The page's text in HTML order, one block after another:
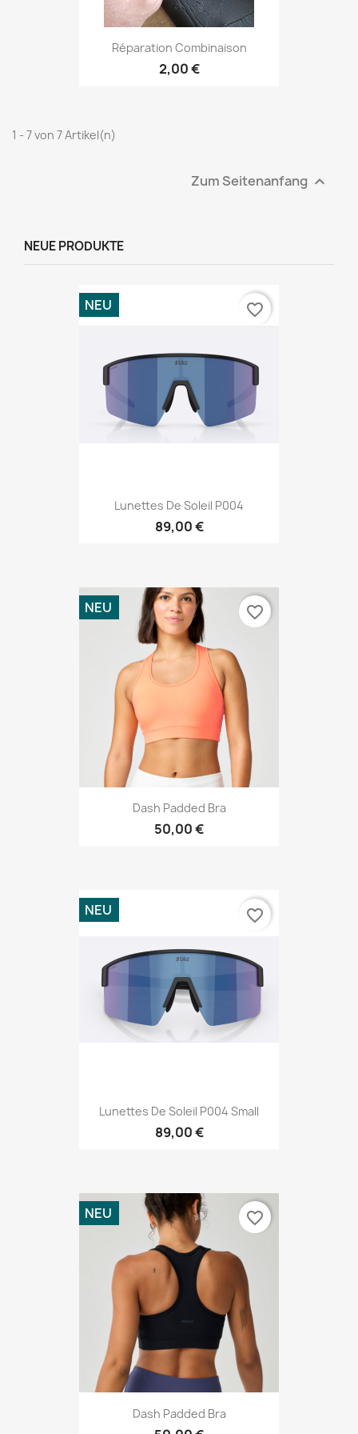
Réparation Combinaison
2,00 €
1 - 7 von 7 Artikel(n)
Zum Seitenanfang 
NEUE PRODUKTE
Lunettes De Soleil P004
89,00 €
NEU favorite_border
Dash Padded Bra
50,00 €
NEU favorite_border
Lunettes De Soleil P004 Small
89,00 €
NEU favorite_border
Dash Padded Bra
NEU favorite_border